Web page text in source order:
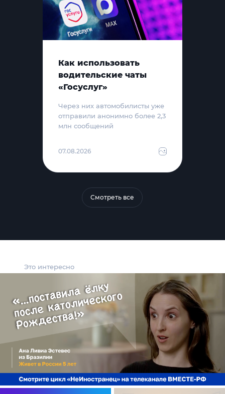
Это интересно
Как использовать
водительские чаты
«Госуслуг»
Через них автомобилисты уже
отправили анонимно более 2,3
млн сообщений
07.08.2026
Смотреть все